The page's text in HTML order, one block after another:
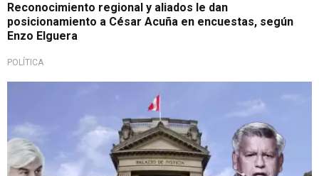
Reconocimiento regional y aliados le dan
posicionamiento a César Acuña en encuestas, según
Enzo Elguera
POLÍTICA